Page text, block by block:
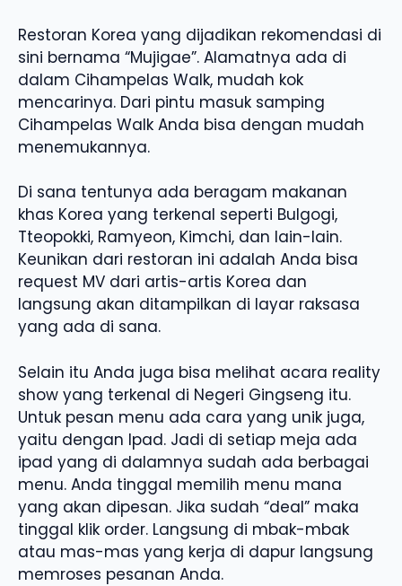
Restoran Korea yang dijadikan rekomendasi di
sini bernama “Mujigae”. Alamatnya ada di
dalam Cihampelas Walk, mudah kok
mencarinya. Dari pintu masuk samping
Cihampelas Walk Anda bisa dengan mudah
menemukannya.
Di sana tentunya ada beragam makanan
khas Korea yang terkenal seperti Bulgogi,
Tteopokki, Ramyeon, Kimchi, dan lain-lain.
Keunikan dari restoran ini adalah Anda bisa
request MV dari artis-artis Korea dan
langsung akan ditampilkan di layar raksasa
yang ada di sana.
Selain itu Anda juga bisa melihat acara reality
show yang terkenal di Negeri Gingseng itu.
Untuk pesan menu ada cara yang unik juga,
yaitu dengan Ipad. Jadi di setiap meja ada
ipad yang di dalamnya sudah ada berbagai
menu. Anda tinggal memilih menu mana
yang akan dipesan. Jika sudah “deal” maka
tinggal klik order. Langsung di mbak-mbak
atau mas-mas yang kerja di dapur langsung
memroses pesanan Anda.